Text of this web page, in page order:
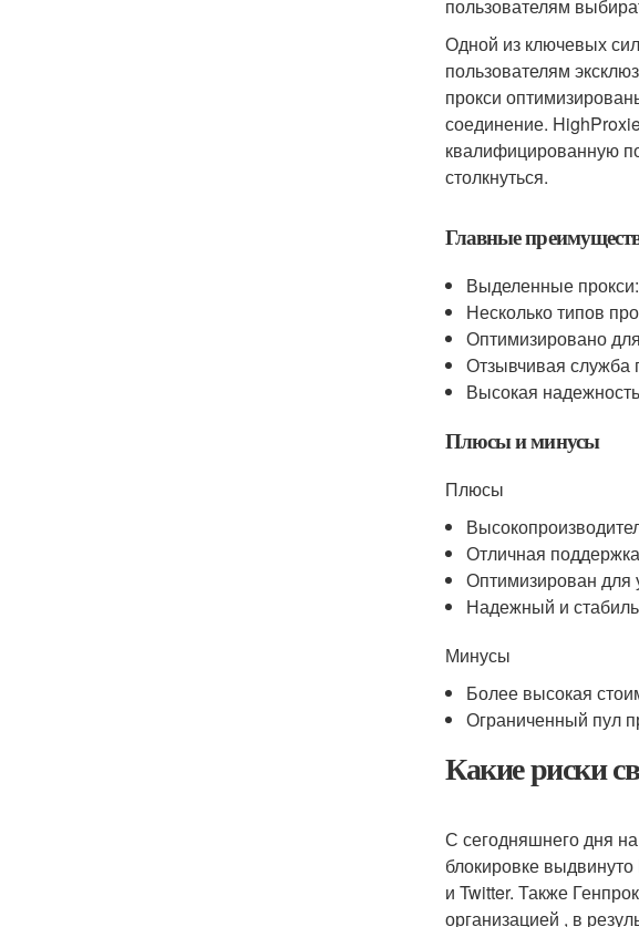
пользователям
Одной из ключевых
пользователям
прокси
соединение.
квалифицированную
столкнуться.
Главные
Выделенные
Несколько типов
Оптимизировано
Отзывчивая
Высокая
Плюсы и минусы
Плюсы
Отличная
Оптимизирован для
Надежный и
Минусы
Более высокая
Ограниченный пул
Какие риски
С сегодняшнего дня
блокировке
и Twitter. Также
организацией , в